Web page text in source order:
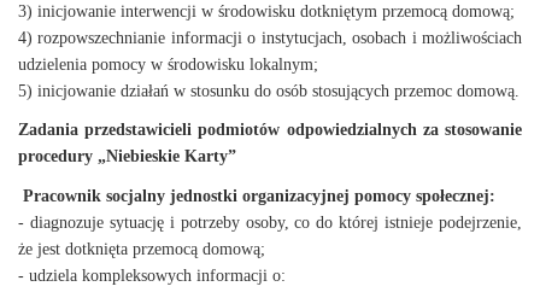
3) inicjowanie interwencji w środowisku dotkniętym przemocą domową;
4) rozpowszechnianie informacji o instytucjach, osobach i możliwościach
udzielenia pomocy w środowisku lokalnym;
5) inicjowanie działań w stosunku do osób stosujących przemoc domową.
Zadania przedstawicieli podmiotów odpowiedzialnych za stosowanie
procedury „Niebieskie Karty”
Pracownik socjalny jednostki organizacyjnej pomocy społecznej:
- diagnozuje sytuację i potrzeby osoby, co do której istnieje podejrzenie,
że jest dotknięta przemocą domową;
- udziela kompleksowych informacji o: